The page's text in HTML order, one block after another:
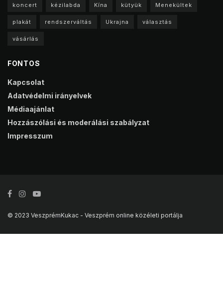
koncert kézilabda Kína kütyük Menekültek
plakát rendszerváltás Ukrajna választás
vásárlás
FONTOS
Kapcsolat
Adatvédelmi irányelvek
Médiaajánlat
Hozzászólási és moderálási szabályzat
Impresszum
© 2023 VeszprémKukac - Veszprém online közéleti portálja